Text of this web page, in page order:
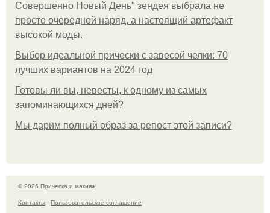
Совершенно Новый День" зендея выбрала не
просто очередной наряд, а настоящий артефакт
высокой моды.
Выбор идеальной прически с завесой челки: 70
лучших вариантов на 2024 год
Готовы ли вы, невесты, к одному из самых
запоминающихся дней?
Мы дарим полный образ за репост этой записи?
© 2026 Прическа и макияж
Контакты
Пользовательское соглашение